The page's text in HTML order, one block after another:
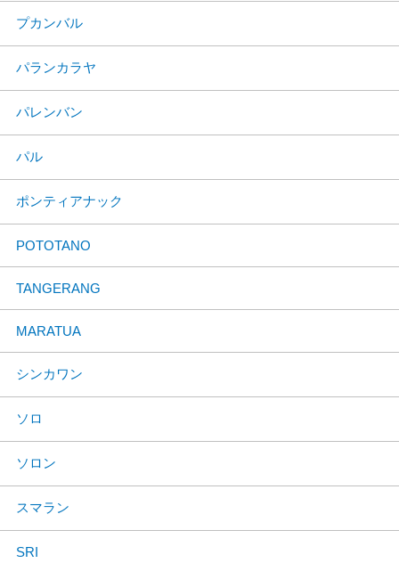
プカンバル
パランカラヤ
パレンバン
パル
ポンティアナック
POTOTANO
TANGERANG
MARATUA
シンカワン
ソロ
ソロン
スマラン
SRI